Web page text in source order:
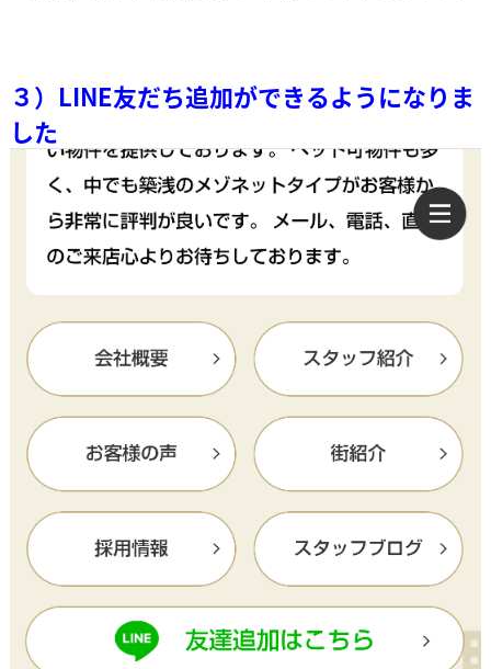
３）LINE友だち追加ができるようになりま
した